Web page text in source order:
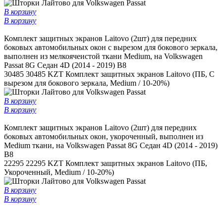
В корзину
В корзину
Комплект защитных экранов Laitovo (2шт) для передних
боковых автомобильных окон с вырезом для бокового зеркала,
выполнен из мелкоячеистой ткани Medium, на Volkswagen
Passat 8G Седан 4D (2014 - 2019) B8
30485 30485 KZT Комплект защитных экранов Laitovo (ПБ, С
вырезом для бокового зеркала, Medium / 10-20%)
В корзину
В корзину
Комплект защитных экранов Laitovo (2шт) для передних
боковых автомобильных окон, укороченный, выполнен из
Medium ткани, на Volkswagen Passat 8G Седан 4D (2014 - 2019)
B8
22295 22295 KZT Комплект защитных экранов Laitovo (ПБ,
Укороченный, Medium / 10-20%)
В корзину
В корзину